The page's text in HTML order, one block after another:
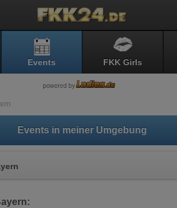
Events FKK Girls
Events in meiner Umgebung